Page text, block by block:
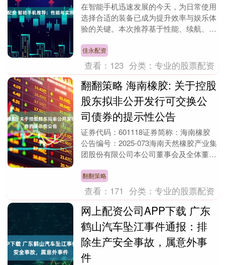
在智能手机迅速发展的今天，为日常使用
选择合适的装备已成为提升效率与娱乐体
验的关键。本次推荐基于性能、续航、拍
极致性能的游戏玩....
佳永配资
查看： 123 分类：专业的股票配资
翻翻策略 海南橡胶: 关于控股
股东拟非公开发行可交换公
司债券的提示性公告
证券代码：601118证券简称：海南橡胶
公告编号：2025-073海南天然橡胶产业集
团股份有限公司本公司董事会及全体董事
导性....
翻翻策略
查看： 171 分类：专业的股票配资
网上配资公司APP下载 广东
鹤山汽车坠江事件通报：排
除生产安全事故，属意外事
件